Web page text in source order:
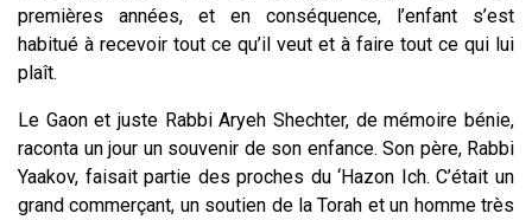
premières années, et en conséquence, l’enfant s’est
habitué à recevoir tout ce qu’il veut et à faire tout ce qui lui
plaît.
Le Gaon et juste Rabbi Aryeh Shechter, de mémoire bénie,
raconta un jour un souvenir de son enfance. Son père, Rabbi
Yaakov, faisait partie des proches du ‘Hazon Ich. C’était un
grand commerçant, un soutien de la Torah et un homme très